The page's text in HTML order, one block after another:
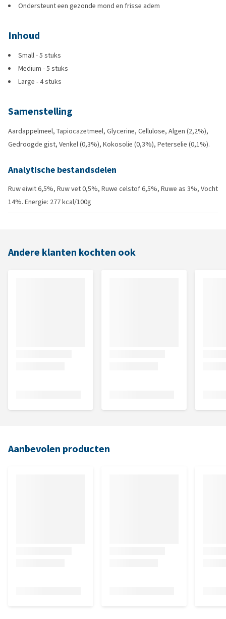
Ondersteunt een gezonde mond en frisse adem
Inhoud
Small - 5 stuks
Medium - 5 stuks
Large - 4 stuks
Samenstelling
Aardappelmeel, Tapiocazetmeel, Glycerine, Cellulose, Algen (2,2%),
Gedroogde gist, Venkel (0,3%), Kokosolie (0,3%), Peterselie (0,1%).
Analytische bestandsdelen
Ruw eiwit 6,5%, Ruw vet 0,5%, Ruwe celstof 6,5%, Ruwe as 3%, Vocht
14%. Energie: 277 kcal/100g
Andere klanten kochten ook
Aanbevolen producten